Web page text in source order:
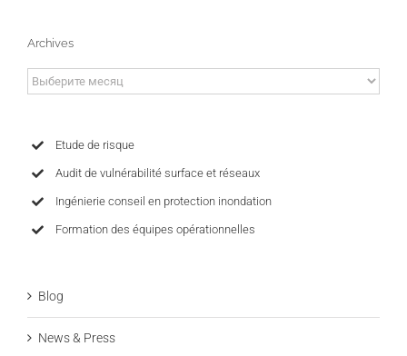
Archives
Archives
Etude de risque
Audit de vulnérabilité surface et réseaux
Ingénierie conseil en protection inondation
Formation des équipes opérationnelles
Blog
News & Press